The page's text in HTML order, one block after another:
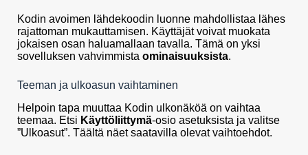
Kodin avoimen lähdekoodin luonne mahdollistaa lähes
rajattoman mukauttamisen. Käyttäjät voivat muokata
jokaisen osan haluamallaan tavalla. Tämä on yksi
sovelluksen vahvimmista ominaisuuksista.
Teeman ja ulkoasun vaihtaminen
Helpoin tapa muuttaa Kodin ulkonäköä on vaihtaa
teemaa. Etsi Käyttöliittymä-osio asetuksista ja valitse
”Ulkoasut”. Täältä näet saatavilla olevat vaihtoehdot.